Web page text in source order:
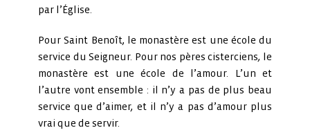
par l’Église.
Pour Saint Benoît, le monastère est une école du
service du Seigneur. Pour nos pères cisterciens, le
monastère est une école de l’amour. L’un et
l’autre vont ensemble : il n’y a pas de plus beau
service que d’aimer, et il n’y a pas d’amour plus
vrai que de servir.